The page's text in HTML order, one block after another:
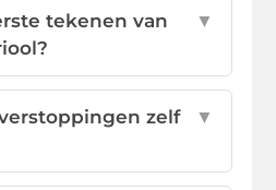
tekenen van
▼
zelf
▼